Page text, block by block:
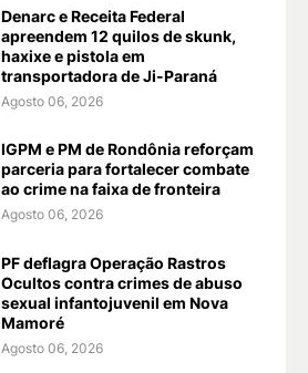
Denarc e Receita Federal
apreendem 12 quilos de skunk,
haxixe e pistola em
transportadora de Ji-Paraná
Agosto 06, 2026
IGPM e PM de Rondônia reforçam
parceria para fortalecer combate
ao crime na faixa de fronteira
Agosto 06, 2026
PF deflagra Operação Rastros
Ocultos contra crimes de abuso
sexual infantojuvenil em Nova
Mamoré
Agosto 06, 2026